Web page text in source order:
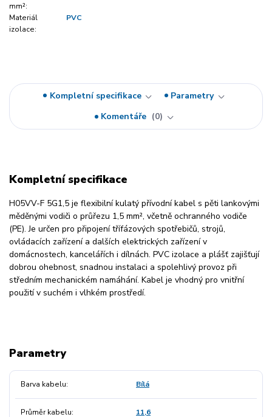
mm²:
Materiál
izolace:
PVC
Kompletní specifikace
Parametry
Komentáře
0
Kompletní specifikace
H05VV-F 5G1,5 je flexibilní kulatý přívodní kabel s pěti lankovými
měděnými vodiči o průřezu 1,5 mm², včetně ochranného vodiče
(PE). Je určen pro připojení třífázových spotřebičů, strojů,
ovládacích zařízení a dalších elektrických zařízení v
domácnostech, kancelářích i dílnách. PVC izolace a plášť zajišťují
dobrou ohebnost, snadnou instalaci a spolehlivý provoz při
středním mechanickém namáhání. Kabel je vhodný pro vnitřní
použití v suchém i vlhkém prostředí.
Parametry
Barva kabelu Bílá
Průměr kabelu 11,6